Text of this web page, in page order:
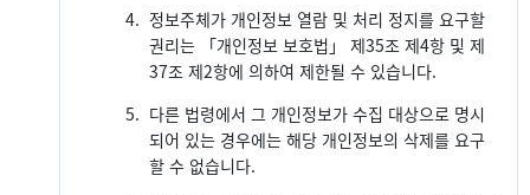
4. 정보주체가 개인정보 열람 및 처리 정지를 요구할
권리는 「개인정보 보호법」 제35조 제4항 및 제
37조 제2항에 의하여 제한될 수 있습니다.
5. 다른 법령에서 그 개인정보가 수집 대상으로 명시
되어 있는 경우에는 해당 개인정보의 삭제를 요구
할 수 없습니다.